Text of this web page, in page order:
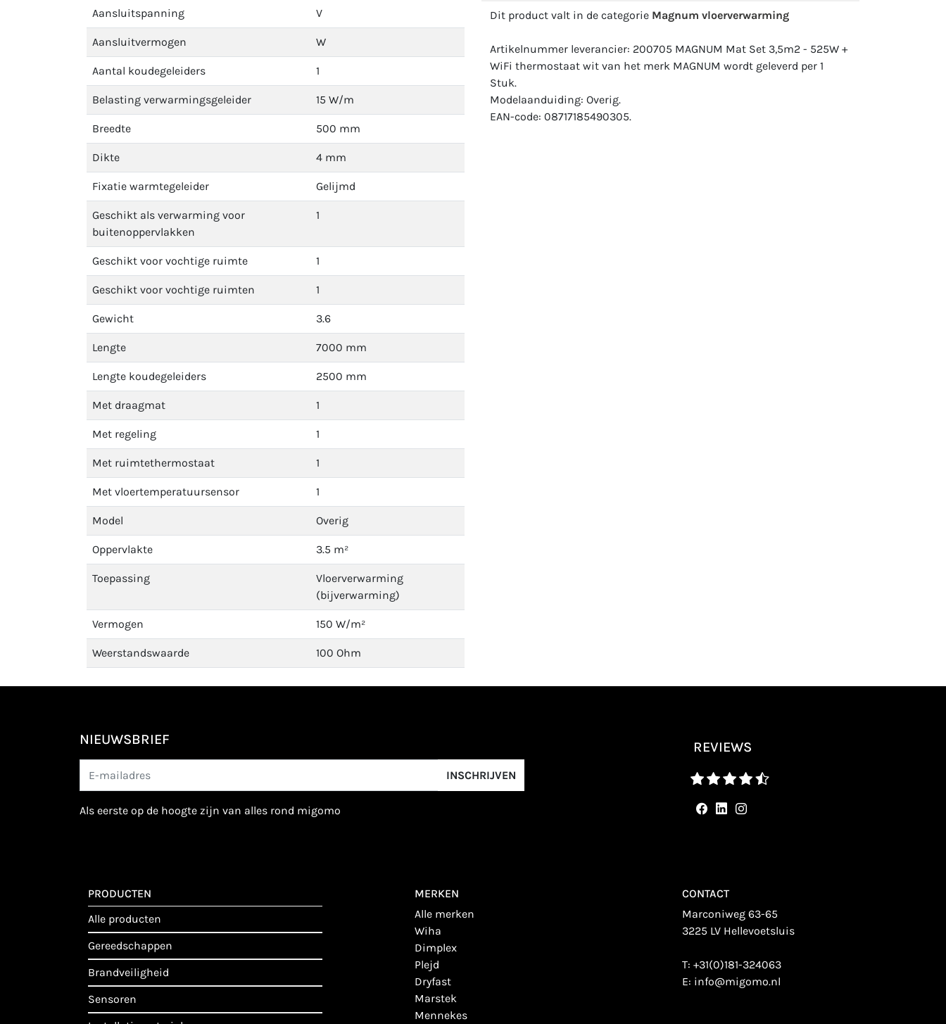
Aansluitspanning V
Aansluitvermogen W
Aantal koudegeleiders 1
Belasting verwarmingsgeleider 15 W/m
Breedte 500 mm
Dikte 4 mm
Fixatie warmtegeleider Gelijmd
Geschikt als verwarming voor
buitenoppervlakken
1
Geschikt voor vochtige ruimte 1
Geschikt voor vochtige ruimten 1
Gewicht 3.6
Lengte 7000 mm
Lengte koudegeleiders 2500 mm
Met draagmat 1
Met regeling 1
Met ruimtethermostaat 1
Met vloertemperatuursensor 1
Model Overig
Oppervlakte 3.5 m²
Toepassing
Vloerverwarming
(bijverwarming)
Vermogen 150 W/m²
Weerstandswaarde 100 Ohm
Dit product valt in de categorie Magnum vloerverwarming
Artikelnummer leverancier: 200705 MAGNUM Mat Set 3,5m2 - 525W +
WiFi thermostaat wit van het merk MAGNUM wordt geleverd per 1
Stuk.
Modelaanduiding: Overig.
EAN-code: 08717185490305.
NIEUWSBRIEF
INSCHRIJVEN
als eerste op de hoogte zijn van alles rond migomo
REVIEWS
PRODUCTEN
alle producten
gereedschappen
brandveiligheid
sensoren
MERKEN
alle merken
wiha
dimplex
plejd
dryfast
marstek
mennekes
CONTACT
Marconiweg 63-65
3225 LV Hellevoetsluis
T:+31(0)181-324063
E: info@migomo.nl